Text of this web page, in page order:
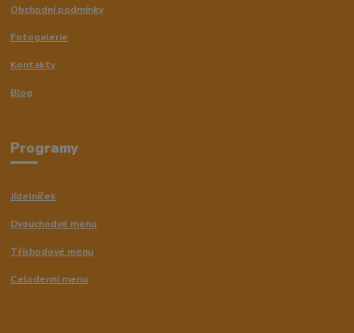
Obchodní podmínky
Fotogalerie
Kontakty
Blog
Programy
Jídelníček
Dvouchodvé menu
Tříchodové menu
Celodenní menu